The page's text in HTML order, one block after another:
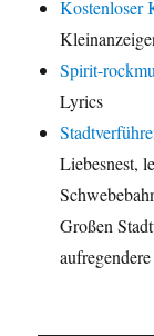
Kostenloser
Spirit-
Lyrics
Liebesnest,
Großen